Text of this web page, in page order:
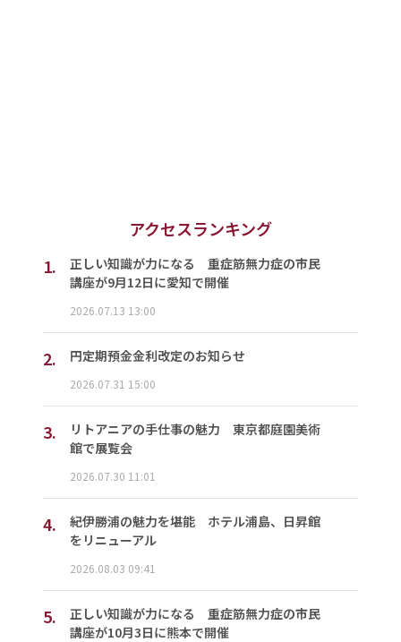
アクセスランキング
1.
正しい知識が力になる 重症筋無力症の市民
講座が9月12日に愛知で開催
2026.07.13 13:00
2. 円定期預金金利改定のお知らせ
2026.07.31 15:00
3.
リトアニアの手仕事の魅力 東京都庭園美術
館で展覧会
2026.07.30 11:01
4.
紀伊勝浦の魅力を堪能 ホテル浦島、日昇館
をリニューアル
2026.08.03 09:41
5.
正しい知識が力になる 重症筋無力症の市民
講座が10月3日に熊本で開催